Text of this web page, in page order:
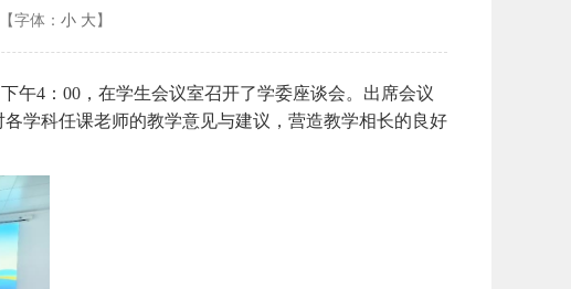
【字体： 小 大】
午4：00，在学生会议室召开了学委座谈会。出席会议
学科任课老师的教学意见与建议，营造教学相长的良好